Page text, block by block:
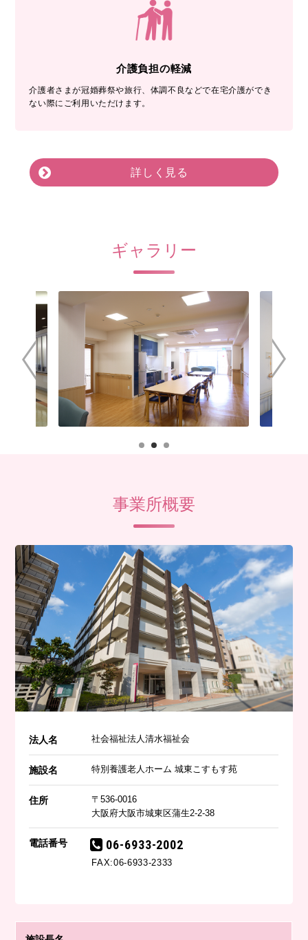
介護負担の軽減
介護者さまが冠婚葬祭や旅行、体調不良などで在宅介護ができ
ない際にご利用いただけます。
詳しく見る
ギャラリー
事業所概要
法人名 社会福祉法人清水福祉会
施設名 特別養護老人ホーム 城東こすもす苑
住所
〒536-0016
大阪府大阪市城東区蒲生2-2-38
電話番号 06-6933-2002
FAX:06-6933-2333